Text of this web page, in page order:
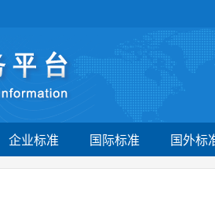
企业标准 国际标准 国外标